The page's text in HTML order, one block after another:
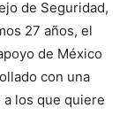
de Seguridad,
27 años, el
de México
con una
a los que quiere